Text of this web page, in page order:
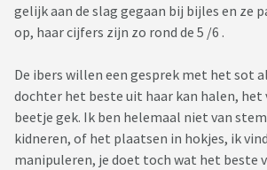
gelijk aan de slag gegaan bij bijles en ze
op, haar cijfers zijn zo rond de 5 /6 .
De ibers willen een gesprek met het sot
dochter het beste uit haar kan halen,
beetje gek. Ik ben helemaal niet van
kidneren, of het plaatsen in hokjes, ik
manipuleren, je doet toch wat het beste